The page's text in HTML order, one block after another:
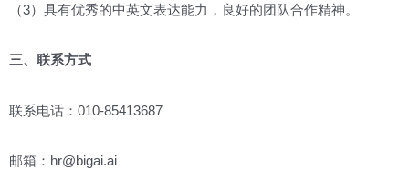
（3）具有优秀的中英文表达能力，良好的团队合作精神。
三、联系方式
联系电话：010-85413687
邮箱：hr@bigai.ai